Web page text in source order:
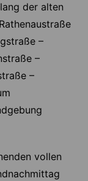
der alten
–
–
–
vollen